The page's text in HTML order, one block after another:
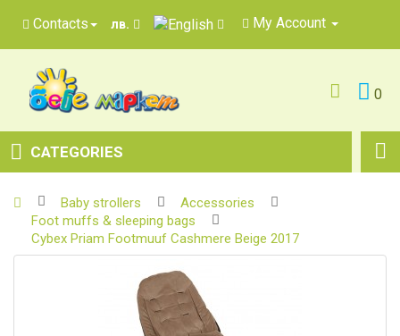
Contacts лв. My Account
0
CATEGORIES
Baby strollers
Accessories
Foot muffs & sleeping bags
Cybex Priam Footmuuf Cashmere Beige 2017